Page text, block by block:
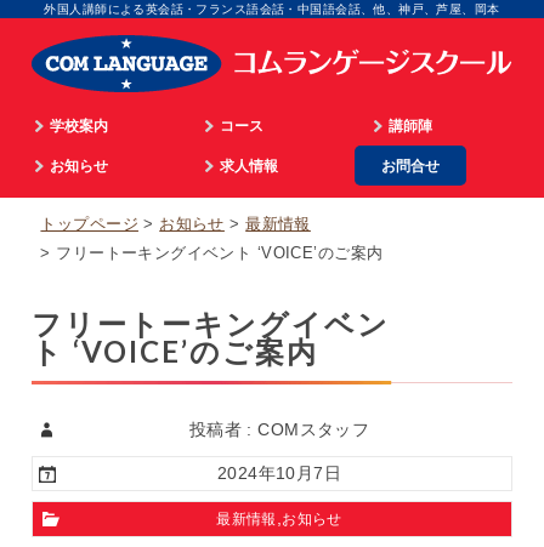
外国人講師による英会話・フランス語会話・中国語会話、他、神戸、芦屋、岡本
学校案内
学院長のご挨拶
企業情報
アクセス
個人情報取扱
コース
通学
オンライン
講師陣
英語
お知らせ
英語ビデオレッスン
合格実績
生徒の体験談
求人情報
広告担当
スクール事務
外国語講師
お問合せ
トップページ お知らせ
最新情報
フリートーキングイベント ‘VOICE’のご案内
フリートーキングイベン
ト ‘VOICE’のご案内
投稿者 : COMスタッフ
2024年10月7日
最新情報 お知らせ